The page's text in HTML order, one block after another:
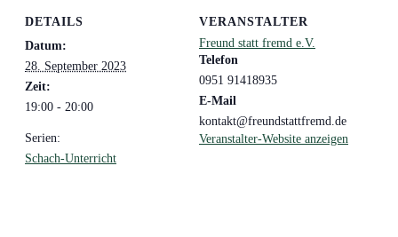
DETAILS
Datum:
28. September 2023
Zeit:
19:00 - 20:00
Serien:
Schach-Unterricht
VERANSTALTER
Freund statt fremd e.V.
Telefon
0951 91418935
E-Mail
kontakt@freundstattfremd.de
Veranstalter-Website anzeigen